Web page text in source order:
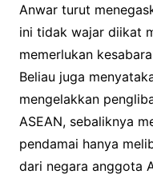
Anwar turut
ini tidak wajar diikat
memerlukan
Beliau juga
mengelakkan
ASEAN, sebaliknya
pendamai hanya
dari negara anggota